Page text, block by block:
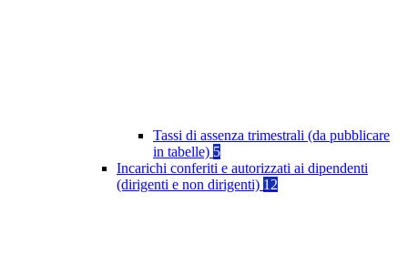
Tassi di assenza trimestrali (da pubblicare
in tabelle) 5
Incarichi conferiti e autorizzati ai dipendenti
(dirigenti e non dirigenti) 12